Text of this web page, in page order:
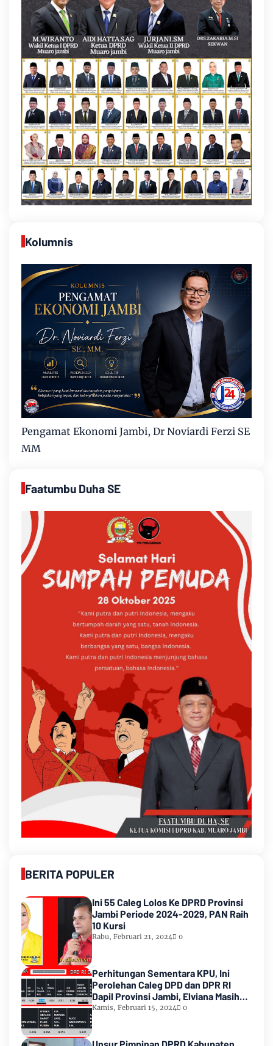
Kolumnis
Pengamat Ekonomi Jambi, Dr Noviardi Ferzi SE
MM
Faatumbu Duha SE
BERITA POPULER
Ini 55 Caleg Lolos Ke DPRD Provinsi
Jambi Periode 2024-2029, PAN Raih
10 Kursi
Rabu, Februari 21, 2024 0
Perhitungan Sementara KPU, Ini
Perolehan Caleg DPD dan DPR RI
Dapil Provinsi Jambi, Elviana Masih
Urutan Kedua Teratas
Kamis, Februari 15, 2024 0